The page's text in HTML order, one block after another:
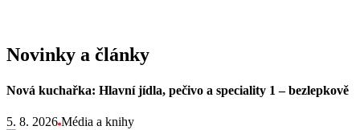
Novinky a články
Nová kuchařka: Hlavní jídla, pečivo a speciality 1 – bezlepkově
5. 8. 2026 Média a knihy